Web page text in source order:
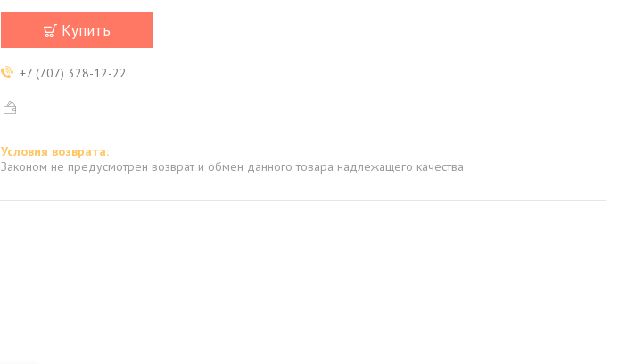
Купить
+7 (707) 328-12-22
Законом не предусмотрен возврат и обмен данного товара надлежащего качества